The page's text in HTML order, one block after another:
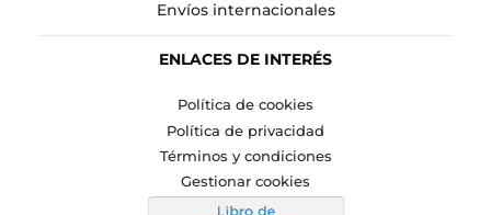
Envíos internacionales
ENLACES DE INTERÉS
Política de cookies
Política de privacidad
Términos y condiciones
Gestionar cookies